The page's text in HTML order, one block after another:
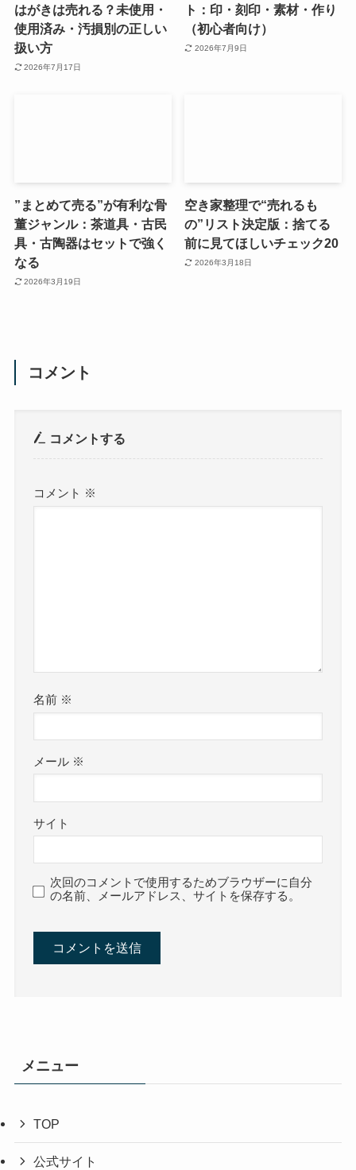
はがきは売れる？未使用・
使用済み・汚損別の正しい
扱い方
2026年7月17日
ト：印・刻印・素材・作り
（初心者向け）
2026年7月9日
”まとめて売る”が有利な骨
董ジャンル：茶道具・古民
具・古陶器はセットで強く
なる
2026年3月19日
空き家整理で“売れるも
の”リスト決定版：捨てる
前に見てほしいチェック20
2026年3月18日
コメント
コメントする
コメント ※
名前 ※
メール ※
サイト
次回のコメントで使用するためブラウザーに自分
の名前、メールアドレス、サイトを保存する。
メニュー
TOP
公式サイト